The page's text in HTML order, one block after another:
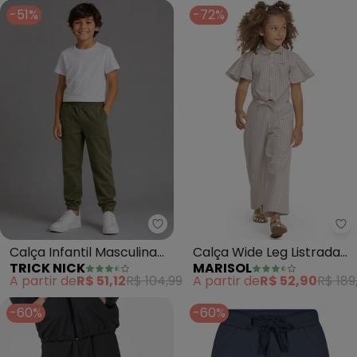
-51%
Trick Nick - Calça Infantil
Calça Infantil Masculina
(Verde)
TRICK NICK
A partir deR$ 51,12R$ 104,99
-72%
Calça Wide Leg Listrada
Infantil Feminina (Roxo)
MARISOL
A partir deR$ 52,90R$
-60%
-60%